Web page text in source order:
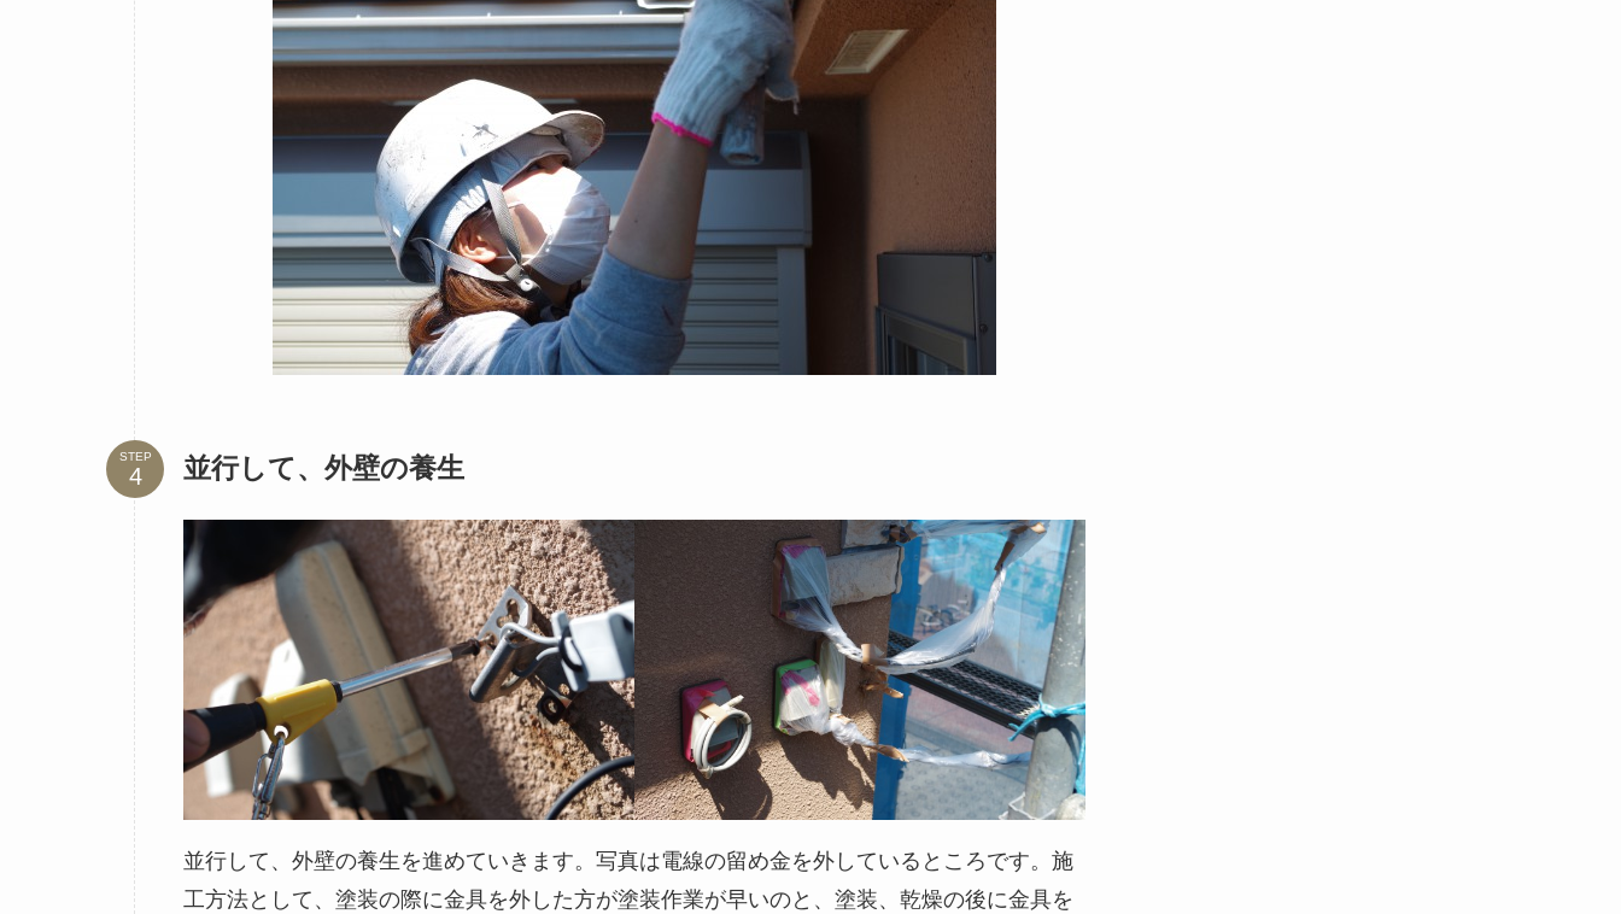
STEP 並行して、外壁の養生
並行して、外壁の養生を進めていきます。写真は電線の留め金を外しているところです。施
工方法として、塗装の際に金具を外した方が塗装作業が早いのと、塗装、乾燥の後に金具を